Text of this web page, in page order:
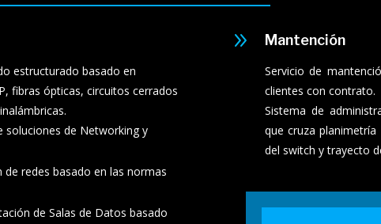
estructurado basado en
fibras ópticas, circuitos cerrados
soluciones de Networking y
redes basado en las normas
de Salas de Datos basado
9 Mantención
Servicio de
clientes con contrato.
Sistema de
que cruza
del switch y trayecto